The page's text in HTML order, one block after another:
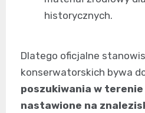
historycznych.
Dlatego oficjalne
konserwatorskich bywa
poszukiwania w
nastawione na